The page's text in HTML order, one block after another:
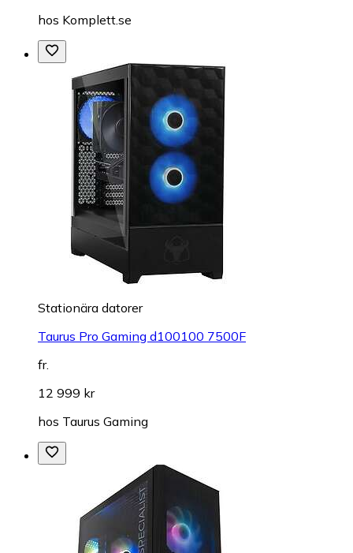
hos Komplett.se
Stationära datorer
Taurus Pro Gaming d100100 7500F
fr.
12 999 kr
hos Taurus Gaming